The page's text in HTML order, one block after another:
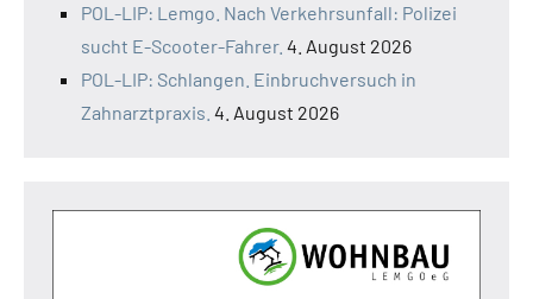
POL-LIP: Lemgo. Nach Verkehrsunfall: Polizei
sucht E-Scooter-Fahrer. 4. August 2026
POL-LIP: Schlangen. Einbruchversuch in
Zahnarztpraxis. 4. August 2026